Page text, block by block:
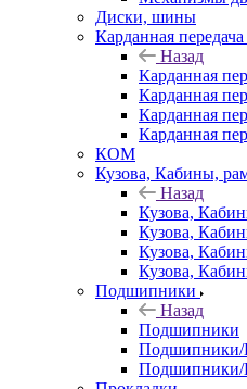
Диски, шины
Карданная передача
Назад
Карданная
Карданная
Карданная
Карданная
КОМ
Кузова, Кабины,
Назад
Кузова,
Кузова,
Кузова,
Кузова,
Подшипники
Назад
Подшипники
Подшипники/